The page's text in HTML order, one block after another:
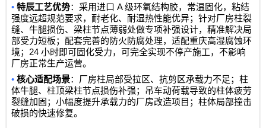
•特辰工艺优势：采用进口 A级环氧结构胶，常温固化，粘结
强度远超规范要求，耐老化、耐湿热性能优异；针对厂房柱裂
缝、牛腿损伤、梁柱节点薄弱处做专项补强设计，精准解决局
部受力短板；配套完善的防火防腐处理，适配重庆高湿腐蚀环
境；24小时即可固化受力，可完全实现不停产施工，不影响
厂房正常生产运营。
•核心适配场景：厂房柱局部受拉区、抗剪区承载力不足；柱
体牛腿、柱顶梁柱节点损伤补强；吊车动荷载导致的柱体疲劳
裂缝加固；小幅度提升承载力的厂房改造项目；柱体局部撞击
破损的快速修复。